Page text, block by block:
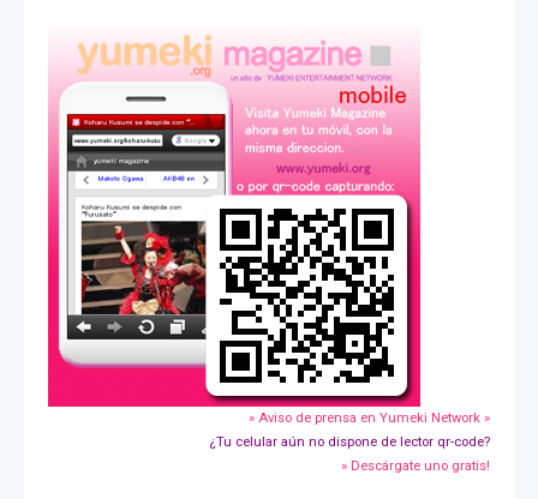
» Aviso de prensa en Yumeki Network »
¿Tu celular aún no dispone de lector qr-code?
» Descárgate uno gratis!